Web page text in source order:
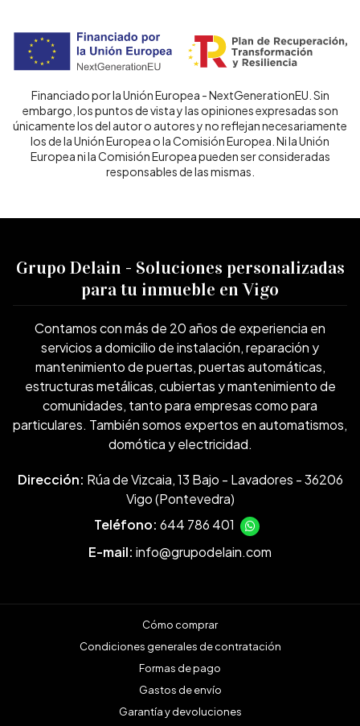
Financiado por la Unión Europea - NextGenerationEU. Sin
embargo, los puntos de vista y las opiniones expresadas son
únicamente los del autor o autores y no reflejan necesariamente
los de la Unión Europea o la Comisión Europea. Ni la Unión
Europea ni la Comisión Europea pueden ser consideradas
responsables de las mismas.
Grupo Delain - Soluciones personalizadas
para tu inmueble en Vigo
Contamos con más de 20 años de experiencia en
servicios a domicilio de instalación, reparación y
mantenimiento de puertas, puertas automáticas,
estructuras metálicas, cubiertas y mantenimiento de
comunidades, tanto para empresas como para
particulares. También somos expertos en automatismos,
domótica y electricidad.
Dirección: Rúa de Vizcaia, 13 Bajo - Lavadores - 36206
Vigo (Pontevedra)
Teléfono: 644 786 401
E-mail: info@grupodelain.com
Cómo comprar
Condiciones generales de contratación
Formas de pago
Gastos de envío
Garantía y devoluciones